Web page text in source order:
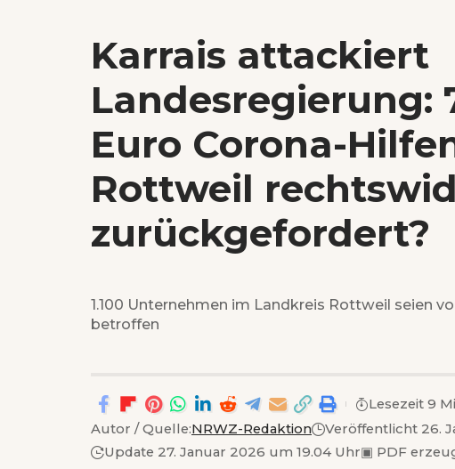
Karrais attackiert
Landesregierung:
Euro Corona-
Rottweil
zurückgefordert?
1.100 Unternehmen im Landkreis Rottweil seien
betroffen
Autor / Quelle:NRWZ-Redaktion
Veröffentlicht 26.
Update 27. Januar 2026 um 19.04 Uhr▣ PDF
Lesezeit 9